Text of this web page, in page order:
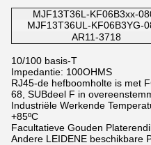
MJF13T36L-KF06B3xx-
MJF13T36UL-KF06B3YG-
AR11-3718
10/100 basis-T
Impedantie: 100OHMS
RJ45-de hefboomholte is met
68, SUBdeel F in
Industriële Werkende
+85ºC
Facultatieve Gouden
Andere LEIDENE beschikbare